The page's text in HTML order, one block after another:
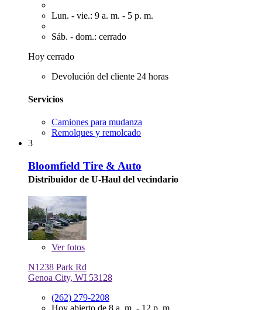
Lun. - vie.: 9 a. m. - 5 p. m.
Sáb. - dom.: cerrado
Hoy cerrado
Devolución del cliente 24 horas
Servicios
Camiones para mudanza
Remolques y remolcado
3
Bloomfield Tire & Auto
Distribuidor de U-Haul del vecindario
Verfotos
N1238 Park Rd
Genoa City, WI 53128
(262) 279-2208